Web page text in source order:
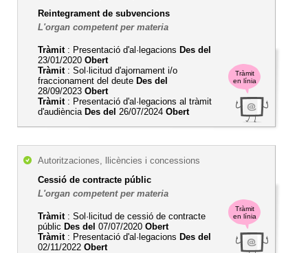
Tràmit
en línia
Reintegrament de subvencions
L'organ competent per materia
Tràmit: Presentació d'al·legacions Des del
23/01/2020 Obert
Tràmit: Sol·licitud d'ajornament i/o
fraccionament del deute Des del
28/09/2023 Obert
Tràmit: Presentació d'al·legacions al tràmit
d'audiència Des del 26/07/2024 Obert
Tràmit
en línia
Autoritzaciones, llicències i concessions
Cessió de contracte públic
L'organ competent per materia
Tràmit: Sol·licitud de cessió de contracte
públic Des del 07/07/2020 Obert
Tràmit: Presentació d'al·legacions Des del
02/11/2022 Obert